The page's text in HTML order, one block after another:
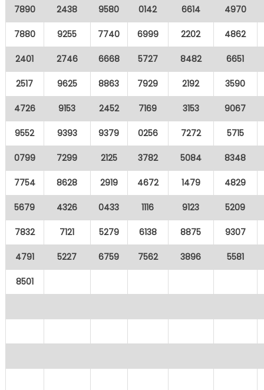
7890 2438 9580 0142 6614 4970
7880 9255 7740 6999 2202 4862
2401 2746 6668 5727 8482 6651
2517 9625 8863 7929 2192 3590
4726 9153 2452 7169 3153 9067
9552 9393 9379 0256 7272 5715
0799 7299 2125 3782 5084 8348
7754 8628 2919 4672 1479 4829
5679 4326 0433 1116 9123 5209
7832 7121 5279 6138 8875 9307
4791 5227 6759 7562 3896 5581
8501